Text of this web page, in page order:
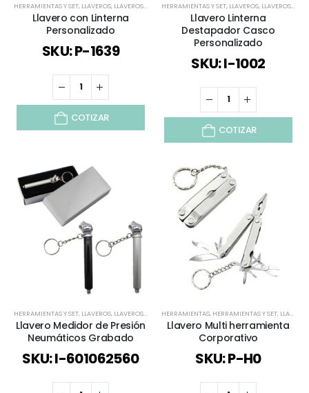
HERRAMIENTAS Y SET, LLAVEROS, LLAVEROS FUNCIONALES ,LLAVEROS PLÁSTICOS,TODOS,TODOS
Llavero con Linterna
Personalizado
SKU: P-1639
COTIZAR
HERRAMIENTAS Y SET, LLAVEROS, LLAVEROS FUNCIONALES
Llavero Linterna
Destapador Casco
Personalizado
SKU: I-1002
COTIZAR
HERRAMIENTAS Y SET, LLAVEROS, LLAVEROS FUNCIONALES ,TODOS
Llavero Medidor de Presión
Neumáticos Grabado
SKU: I-601062560
HERRAMIENTAS, HERRAMIENTAS Y SET, LLAVEROS
Llavero Multi herramienta
Corporativo
SKU: P-H0